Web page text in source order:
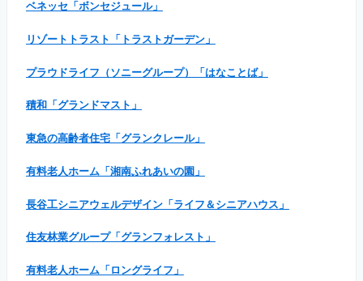
ベネッセ「ボンセジュール」
リゾートトラスト「トラストガーデン」
プラウドライフ（ソニーグループ）「はなことば」
積和「グランドマスト」
東急の高齢者住宅「グランクレール」
有料老人ホーム「湘南ふれあいの園」
長谷工シニアウェルデザイン「ライフ＆シニアハウス」
住友林業グループ「グランフォレスト」
有料老人ホーム「ロングライフ」